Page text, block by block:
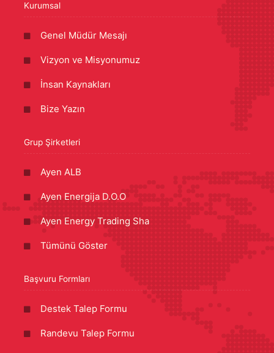
Kurumsal
Genel Müdür Mesajı
Vizyon ve Misyonumuz
İnsan Kaynakları
Bize Yazın
Grup Şirketleri
Ayen ALB
Ayen Energija D.O.O
Ayen Energy Trading Sha
Tümünü Göster
Başvuru Formları
Destek Talep Formu
Randevu Talep Formu